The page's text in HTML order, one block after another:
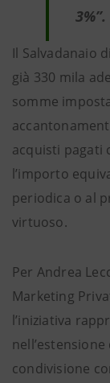
3%”.
Il Salvadanaio
già 330 mila
somme
acquisti pagati
l’importo
periodica o al
virtuoso.
Per Andrea
Marketing
l’iniziativa
condivisione